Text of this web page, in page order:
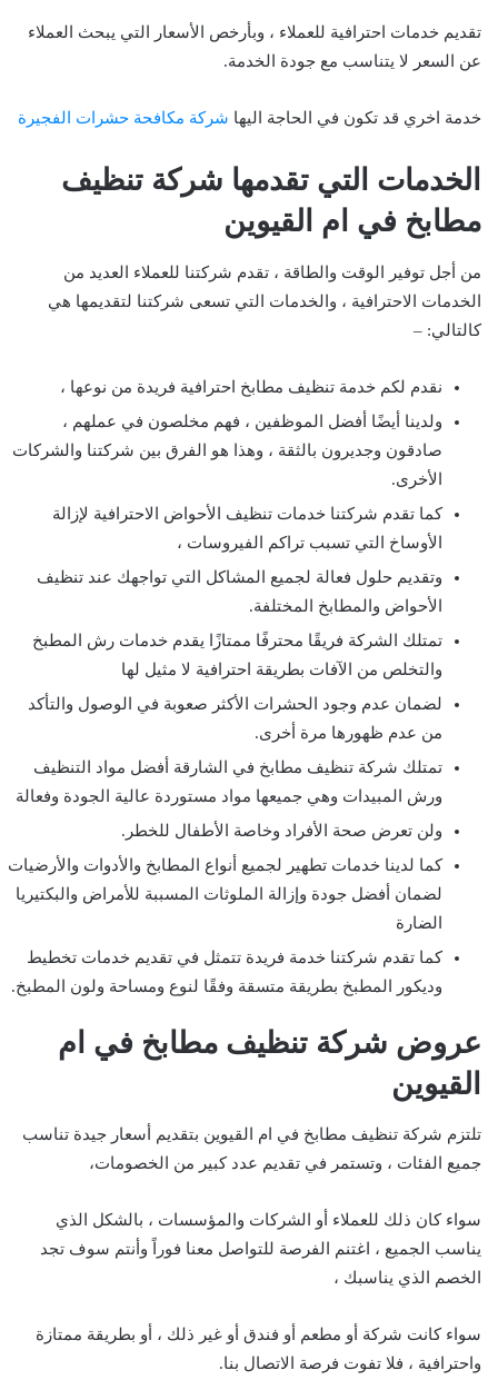
تقديم خدمات احترافية للعملاء ، وبأرخص الأسعار التي يبحث العملاء
عن السعر لا يتناسب مع جودة الخدمة.
خدمة اخري قد تكون في الحاجة اليها شركة مكافحة حشرات الفجيرة
الخدمات التي تقدمها شركة تنظيف
مطابخ في ام القيوين
من أجل توفير الوقت والطاقة ، تقدم شركتنا للعملاء العديد من
الخدمات الاحترافية ، والخدمات التي تسعى شركتنا لتقديمها هي
كالتالي: –
نقدم لكم خدمة تنظيف مطابخ احترافية فريدة من نوعها ،
ولدينا أيضًا أفضل الموظفين ، فهم مخلصون في عملهم ،
صادقون وجديرون بالثقة ، وهذا هو الفرق بين شركتنا والشركات
الأخرى.
كما تقدم شركتنا خدمات تنظيف الأحواض الاحترافية لإزالة
الأوساخ التي تسبب تراكم الفيروسات ،
وتقديم حلول فعالة لجميع المشاكل التي تواجهك عند تنظيف
الأحواض والمطابخ المختلفة.
تمتلك الشركة فريقًا محترفًا ممتازًا يقدم خدمات رش المطبخ
والتخلص من الآفات بطريقة احترافية لا مثيل لها
لضمان عدم وجود الحشرات الأكثر صعوبة في الوصول والتأكد
من عدم ظهورها مرة أخرى.
تمتلك شركة تنظيف مطابخ في الشارقة أفضل مواد التنظيف
ورش المبيدات وهي جميعها مواد مستوردة عالية الجودة وفعالة
ولن تعرض صحة الأفراد وخاصة الأطفال للخطر.
كما لدينا خدمات تطهير لجميع أنواع المطابخ والأدوات والأرضيات
لضمان أفضل جودة وإزالة الملوثات المسببة للأمراض والبكتيريا
الضارة
كما تقدم شركتنا خدمة فريدة تتمثل في تقديم خدمات تخطيط
وديكور المطبخ بطريقة متسقة وفقًا لنوع ومساحة ولون المطبخ.
عروض شركة تنظيف مطابخ في ام
القيوين
تلتزم شركة تنظيف مطابخ في ام القيوين بتقديم أسعار جيدة تناسب
جميع الفئات ، وتستمر في تقديم عدد كبير من الخصومات،
سواء كان ذلك للعملاء أو الشركات والمؤسسات ، بالشكل الذي
يناسب الجميع ، اغتنم الفرصة للتواصل معنا فوراً وأنتم سوف تجد
الخصم الذي يناسبك ،
سواء كانت شركة أو مطعم أو فندق أو غير ذلك ، أو بطريقة ممتازة
واحترافية ، فلا تفوت فرصة الاتصال بنا.